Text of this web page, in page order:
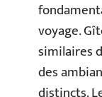
voyage.
similaires
des